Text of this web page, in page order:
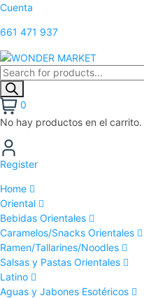
Cuenta
661 471 937
0
No hay productos en el carrito.
Register
Home
Oriental
Bebidas Orientales
Caramelos/Snacks Orientales
Ramen/Tallarines/Noodles
Salsas y Pastas Orientales
Latino
Aguas y Jabones Esotéricos